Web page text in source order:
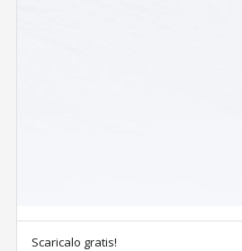
Scaricalo gratis!